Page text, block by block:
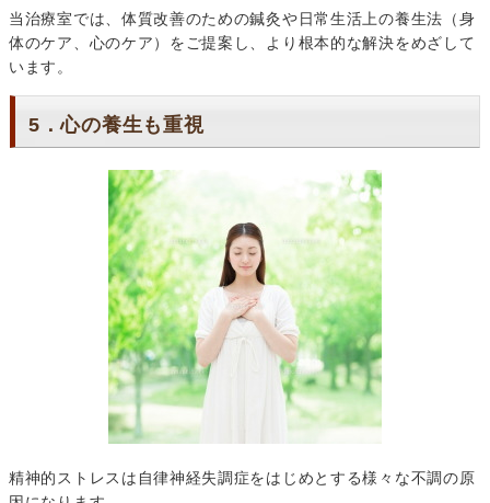
当治療室では、体質改善のための鍼灸や日常生活上の養生法（身
体のケア、心のケア）をご提案し、より根本的な解決をめざして
います。
5．心の養生も重視
精神的ストレスは自律神経失調症をはじめとする様々な不調の原